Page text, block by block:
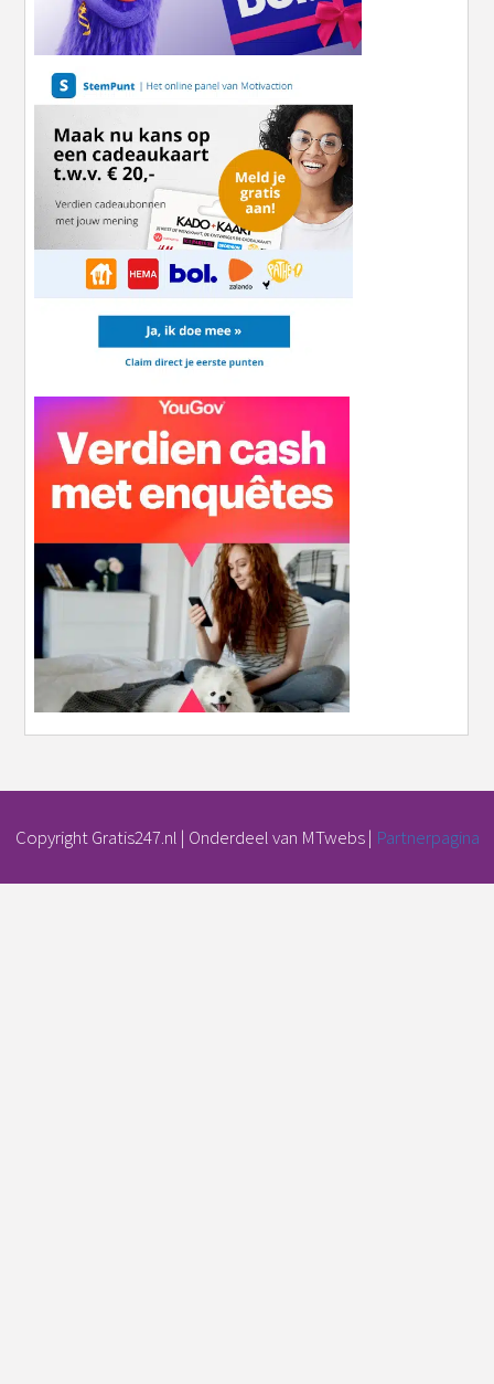
Copyright Gratis247.nl | Onderdeel van MTwebs | Partnerpagina